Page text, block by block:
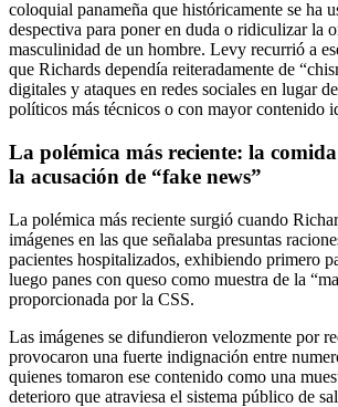
coloquial panameña que históricamente se ha
despectiva para poner en duda o ridiculizar la
masculinidad de un hombre. Levy recurrió a
que Richards dependía reiteradamente de
digitales y ataques en redes sociales en lugar
políticos más técnicos o con mayor contenido
La polémica más reciente: la
la acusación de “fake news”
La polémica más reciente surgió cuando
imágenes en las que señalaba presuntas
pacientes hospitalizados, exhibiendo primero
luego panes con queso como muestra de la
proporcionada por la CSS.
Las imágenes se difundieron velozmente por
provocaron una fuerte indignación entre
quienes tomaron ese contenido como una
deterioro que atraviesa el sistema público de